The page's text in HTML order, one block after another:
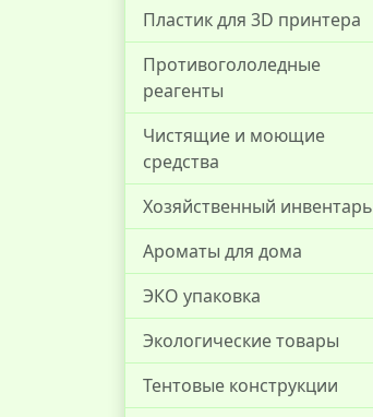
Пластик для 3D принтера
Противогололедные
реагенты
Чистящие и моющие
средства
Хозяйственный инвентарь
Ароматы для дома
ЭКО упаковка
Экологические товары
Тентовые конструкции